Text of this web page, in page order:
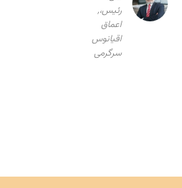
رئیس،,
اعماق
اقیانوس
سرگرمی